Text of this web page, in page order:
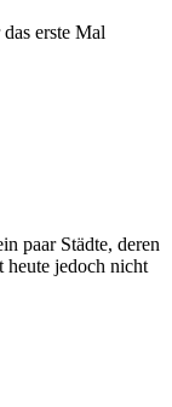
erste Mal
paar Städte, deren
heute jedoch nicht